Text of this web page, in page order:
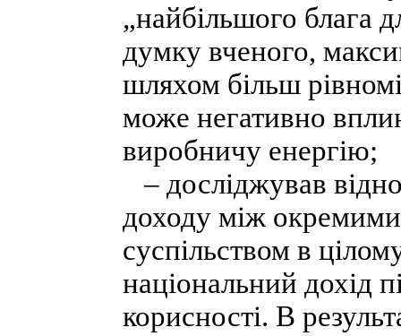
„найбільшого блага
думку вченого,
шляхом більш
може негативно
виробничу енергію;
– досліджував
доходу між
суспільством в
національний дохід
корисності. В